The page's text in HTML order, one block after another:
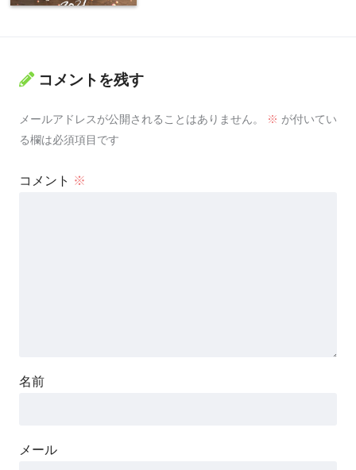
コメントを残す
メールアドレスが公開されることはありません。 ※ が付いてい
る欄は必須項目です
コメント ※
名前
メール